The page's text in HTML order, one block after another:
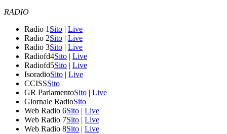
RADIO
Radio 1 Sito | Live
Radio 2Sito | Live
Radio 3Sito | Live
Radiofd4Sito | Live
Radiofd5Sito | Live
IsoradioSito | Live
CCISSSito
GR ParlamentoSito | Live
Giornale RadioSito
Web Radio 6Sito | Live
Web Radio 7Sito | Live
Web Radio 8Sito | Live